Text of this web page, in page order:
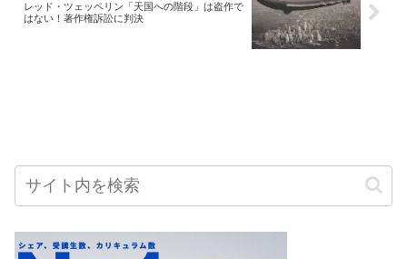
レッド・ツェッペリン「天国への階段」は盗作で
はない！著作権訴訟に判決